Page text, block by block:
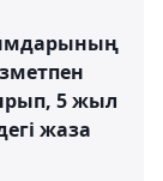
5 жыл
жаза